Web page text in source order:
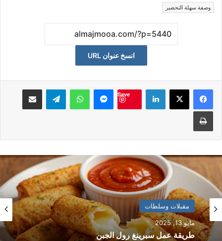
وصفة سهلة التحضير
انسخ عنوان URL
لينكدإن
Save
ماسنجر واتساب تيلقرام مشاكة بواسطة البريد
طباعة
مقبلات وسلطات
مايو 13, 2025
مقبلات وسلطات
مارس 23, 2025